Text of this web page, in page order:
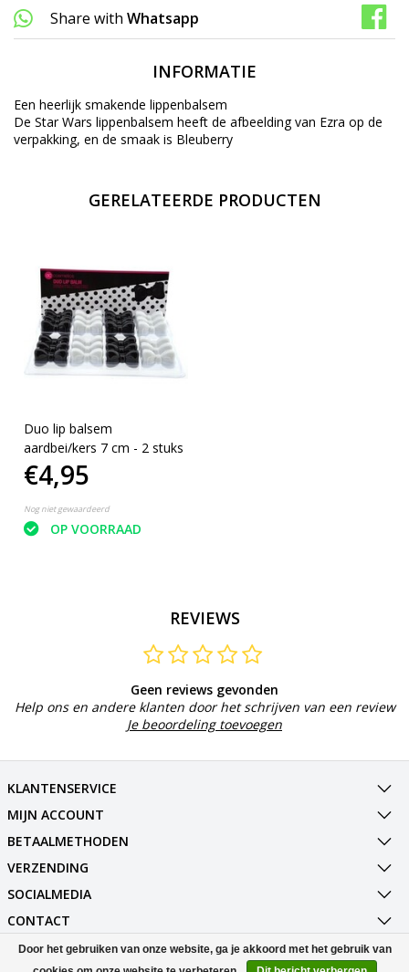
Share with Whatsapp
INFORMATIE
Een heerlijk smakende lippenbalsem
De Star Wars lippenbalsem heeft de afbeelding van Ezra op de
verpakking, en de smaak is Bleuberry
GERELATEERDE PRODUCTEN
Duo lip balsem
aardbei/kers 7 cm - 2 stuks
€4,95
Nog niet gewaardeerd
OP VOORRAAD
REVIEWS
Geen reviews gevonden
Help ons en andere klanten door het schrijven van een review
Je beoordeling toevoegen
KLANTENSERVICE
MIJN ACCOUNT
BETAALMETHODEN
VERZENDING
SOCIALMEDIA
CONTACT
Door het gebruiken van onze website, ga je akkoord met het gebruik van